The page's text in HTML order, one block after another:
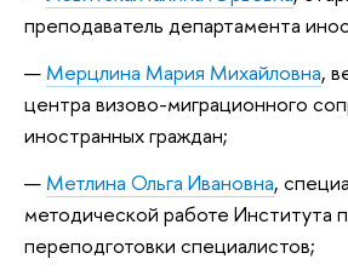
преподаватель департамента
Мерцлина Мария Михайловна,
центра визово-миграционного
иностранных граждан;
Метлина Ольга Ивановна,
методической работе Института
переподготовки специалистов;